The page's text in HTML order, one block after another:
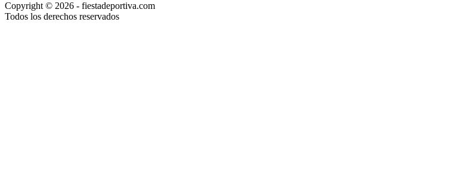
resultados
Copyright © 2026 - fiestadeportiva.com
Todos los derechos reservados